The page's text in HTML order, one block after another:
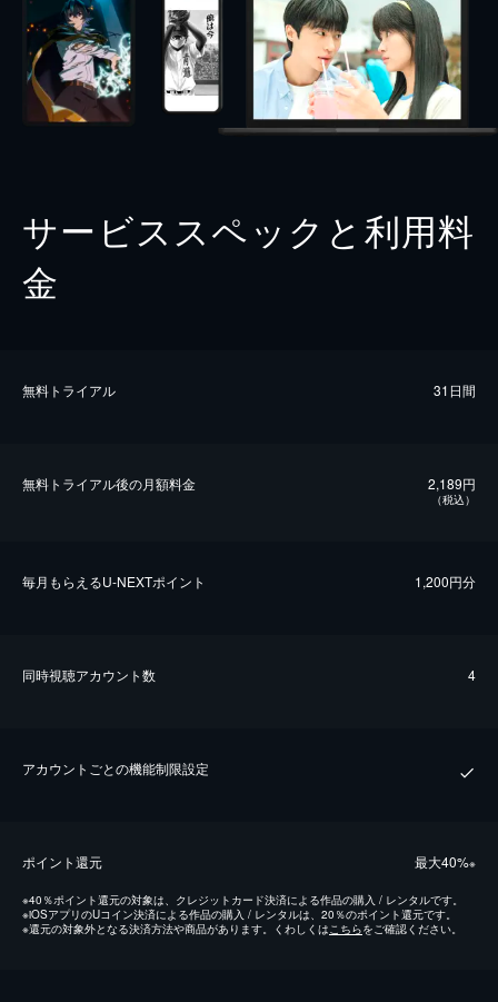
サービススペックと利用料
金
無料トライアル 31日間
無料トライアル後の⽉額料金 2,189円
（税込）
毎⽉もらえるU-NEXTポイント 1,200円分
同時視聴アカウント数 4
アカウントごとの機能制限設定
ポイント還元 最⼤40%※
※40％ポイント還元の対象は、クレジットカード決済による作品の購入 / レンタルです。
※iOSアプリのUコイン決済による作品の購入 / レンタルは、20％のポイント還元です。
※還元の対象外となる決済方法や商品があります。くわしくはこちらをご確認ください。